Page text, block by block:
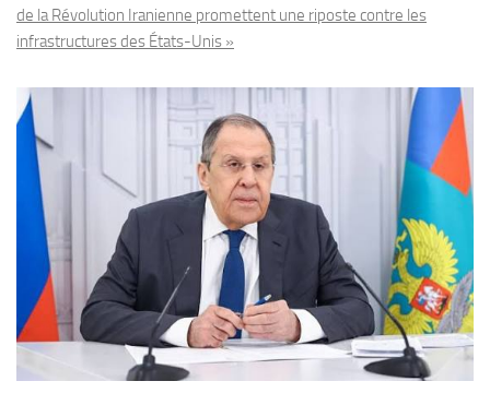
de la Révolution Iranienne promettent une riposte contre les
infrastructures des États-Unis »